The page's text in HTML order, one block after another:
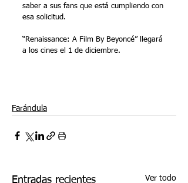
saber a sus fans que está cumpliendo con
esa solicitud.
“Renaissance: A Film By Beyoncé” llegará
a los cines el 1 de diciembre.
Farándula
Entradas recientes Ver todo